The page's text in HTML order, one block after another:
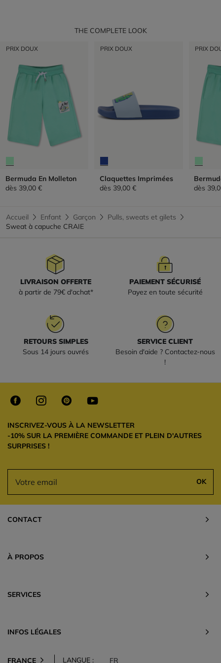
THE COMPLETE LOOK
PRIX DOUX
Bermuda En Molleton
dès 39,00 €
PRIX DOUX
Claquettes Imprimées
dès 39,00 €
PRIX
dès
Accueil Enfant Garçon
Pulls, sweats et gilets
Sweat à capuche CRAIE
LIVRAISON OFFERTE
à partir de 79€ d'achat*
PAIEMENT SÉCURISÉ
Payez en toute sécurité
RETOURS SIMPLES
Sous 14 jours ouvrés
SERVICE CLIENT
Besoin d'aide ? Contactez-nous
!
INSCRIVEZ-VOUS À LA NEWSLETTER
-10% SUR LA PREMIÈRE COMMANDE ET PLEIN D'AUTRES
SURPRISES !
OK
CONTACT
À PROPOS
SERVICES
INFOS LÉGALES
FRANCE LANGUE : FR